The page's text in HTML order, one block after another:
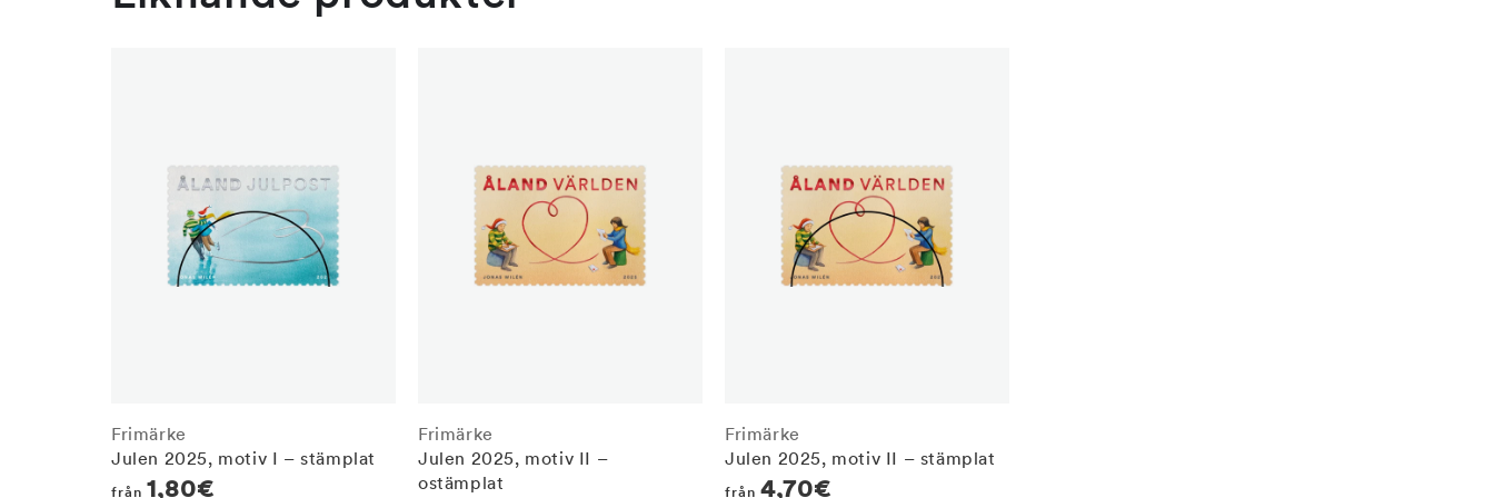
Frimärke
Julen 2025, motiv I – stämplat
Regular
från 1,80€
Frimärke
Julen 2025, motiv II –
ostämplat
Frimärke
Julen 2025, motiv II – stämplat
Regular
från 4,70€